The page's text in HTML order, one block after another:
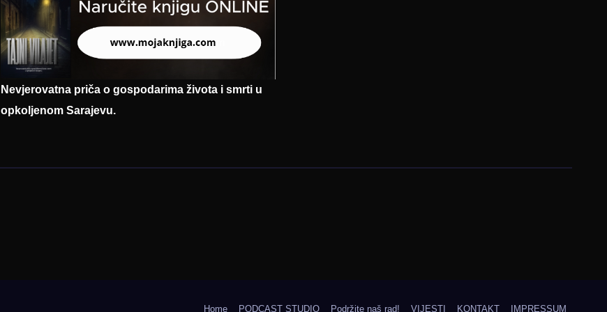
Nevjerovatna priča o gospodarima života i smrti u
opkoljenom Sarajevu.
Home PODCAST STUDIO Podržite naš rad! VIJESTI KONTAKT IMPRESSUM